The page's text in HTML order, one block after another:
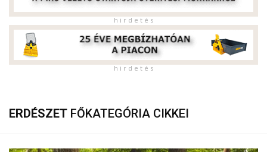
h i r d e t é s
h i r d e t é s
ERDÉSZET FŐKATEGÓRIA CIKKEI